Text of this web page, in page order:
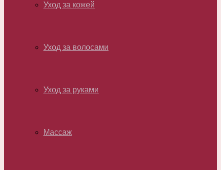
Уход за кожей
Уход за волосами
Уход за руками
Массаж